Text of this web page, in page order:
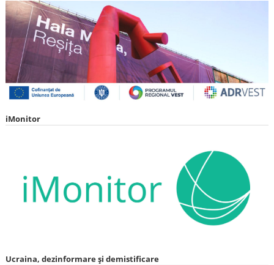
iMonitor
Ucraina, dezinformare și demistificare